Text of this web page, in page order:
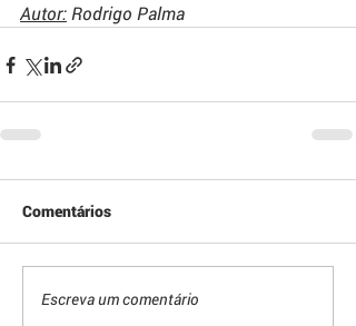
Autor: Rodrigo Palma
Comentários
Escreva um comentário